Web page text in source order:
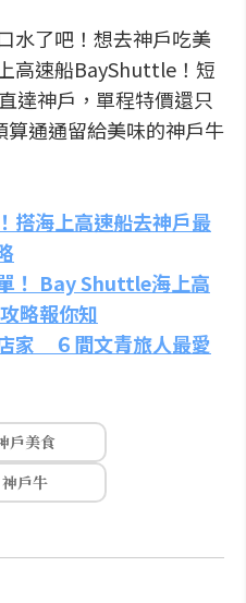
水了吧！想去神戶吃美
高速船BayShuttle！短
達神戶，單程特價還只
通通留給美味的神戶牛
搭海上高速船去神戶最
！ Bay Shuttle海上高
略報你知
家 ６間文青旅人最愛
戶美食
神戶牛